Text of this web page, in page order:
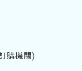
購機關)